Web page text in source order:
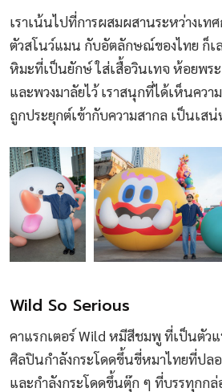
เราเน้นไปที่การผสมผสานระหว่างเ
ตัวสโนว์แมน กับอัตลักษณ์ของไทย ก็เ
หิมะที่เป็นยักษ์ ใส่เสื้อวินเทจ ห้อยพร
และพวงมาลัยไว้ เราสนุกที่ได้เห็นคว
ถูกประยุกต์เข้ากับความสากล เป็นเส
Wild So Serious
คาแรกเตอร์ Wild หมีสีชมพู ที่เป็นตัว
ศิลปินกำลังกระโดดขึ้นขี่หมาไทยที่ปลอ
และกำลังกระโดดขึ้นตุ๊ก ๆ ที่บรรทุกก